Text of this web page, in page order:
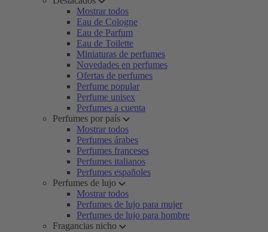
Mostrar todos
Eau de Cologne
Eau de Parfum
Eau de Toilette
Miniaturas de perfumes
Novedades en perfumes
Ofertas de perfumes
Perfume popular
Perfume unisex
Perfumes a cuenta
Perfumes por país
Mostrar todos
Perfumes árabes
Perfumes franceses
Perfumes italianos
Perfumes españoles
Perfumes de lujo
Mostrar todos
Perfumes de lujo para mujer
Perfumes de lujo para hombre
Fragancias nicho